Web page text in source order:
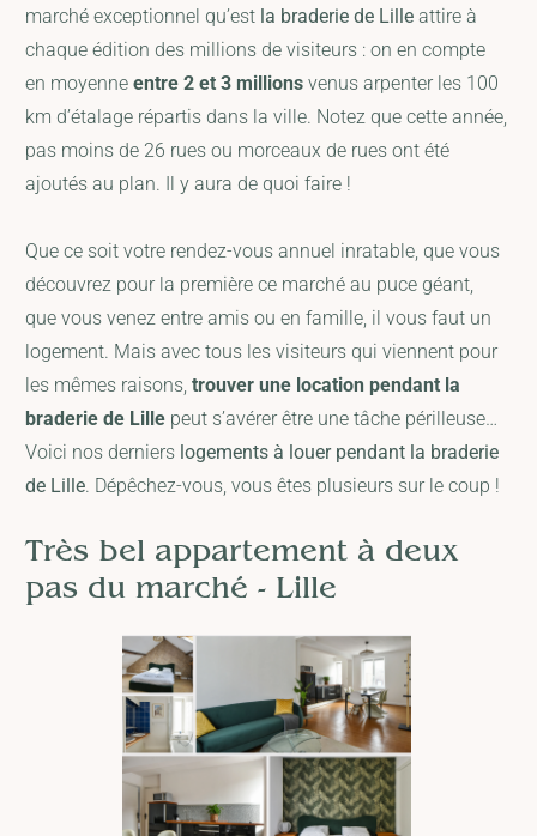
marché exceptionnel qu’est la braderie de Lille attire à
chaque édition des millions de visiteurs : on en compte
en moyenneentre 2 et 3 millions venus arpenter les 100
km d’étalage répartis dans la ville. Notez que cette année,
pas moins de 26 rues ou morceaux de rues ont été
ajoutés au plan. Il y aura de quoi faire !
Que ce soit votre rendez-vous annuel inratable, que vous
découvrez pour la première ce marché au puce géant,
que vous venez entre amis ou en famille, il vous faut un
logement. Mais avec tous les visiteurs qui viennent pour
les mêmes raisons,trouver une location pendant la
braderie de Lille peut s’avérer être une tâche périlleuse…
Voici nos derniers logements à louer pendant la braderie
de Lille. Dépêchez-vous, vous êtes plusieurs sur le coup !
Très bel appartement à deux
pas du marché - Lille